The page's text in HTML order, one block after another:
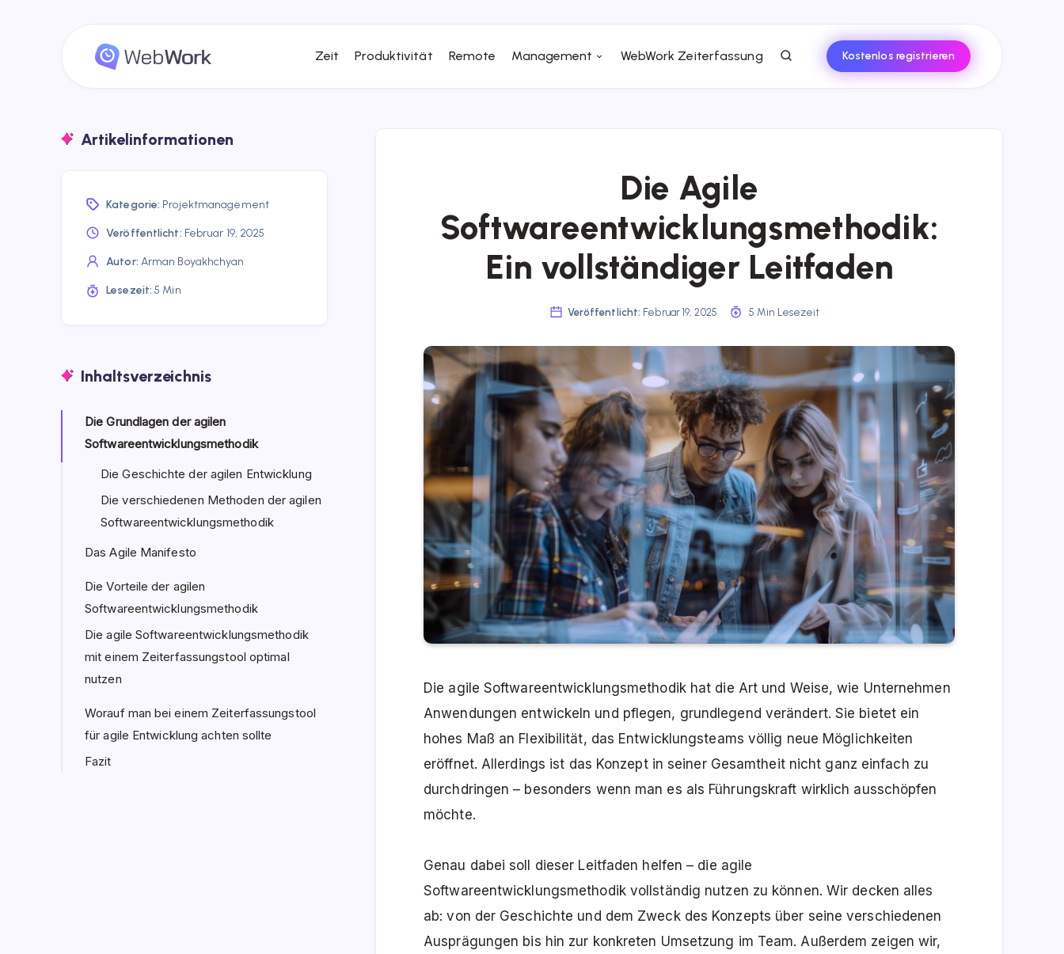
Zeit Produktivität Remote Management WebWork Zeiterfassung Kostenlos registrieren
Die Agile
Softwareentwicklungsmethodik:
Ein vollständiger Leitfaden
Veröffentlicht: Februar 19, 2025 5 Min Lesezeit
Die agile Softwareentwicklungsmethodik hat die Art und Weise, wie Unternehmen
Anwendungen entwickeln und pflegen, grundlegend verändert. Sie bietet ein
hohes Maß an Flexibilität, das Entwicklungsteams völlig neue Möglichkeiten
eröffnet. Allerdings ist das Konzept in seiner Gesamtheit nicht ganz einfach zu
durchdringen – besonders wenn man es als Führungskraft wirklich ausschöpfen
möchte.
Genau dabei soll dieser Leitfaden helfen – die agile
Softwareentwicklungsmethodik vollständig nutzen zu können. Wir decken alles
ab: von der Geschichte und dem Zweck des Konzepts über seine verschiedenen
Ausprägungen bis hin zur konkreten Umsetzung im Team. Außerdem zeigen wir,
Artikelinformationen
Kategorie: Projektmanagement
Veröffentlicht: Februar 19, 2025
Autor: Arman Boyakhchyan
Lesezeit: 5 Min
Inhaltsverzeichnis
Die Grundlagen der agilen
Softwareentwicklungsmethodik
Die Geschichte der agilen Entwicklung
Die verschiedenen Methoden der agilen
Softwareentwicklungsmethodik
Das Agile Manifesto
Die Vorteile der agilen
Softwareentwicklungsmethodik
Die agile Softwareentwicklungsmethodik
mit einem Zeiterfassungstool optimal
nutzen
Worauf man bei einem Zeiterfassungstool
für agile Entwicklung achten sollte
Fazit